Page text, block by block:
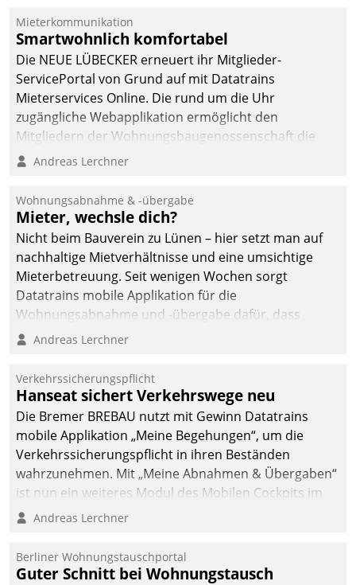
Mieterkommunikation
Smartwohnlich komfortabel
Die NEUE LÜBECKER erneuert ihr Mitglieder-
ServicePortal von Grund auf mit Datatrains
Mieterservices Online. Die rund um die Uhr
zugängliche Webapplikation ermöglicht den
Mitgliedern der Wohnungs­bau­genossenschaft die
Kontaktaufnahme per Smartphone, Tablet oder PC.
Andreas Lerchner
Wohnungsabnahme & -übergabe
Mieter, wechsle dich?
Nicht beim Bauverein zu Lünen – hier setzt man auf
nachhaltige Mietverhältnisse und eine umsichtige
Mieterbetreuung. Seit wenigen Wochen sorgt
Datatrains mobile Applikation für die
Wohnungsabnahme und -übergabe dafür, dass
Mieter wohlgeordnet kommen und, so es sein muss,
Andreas Lerchner
Verkehrssicherungspflicht
Hanseat sichert Verkehrswege neu
Die Bremer BREBAU nutzt mit Gewinn Datatrains
mobile Applikation „Meine Begehungen“, um die
Verkehrssicherungspflicht in ihren Beständen
wahrzunehmen. Mit „Meine Abnahmen & Übergaben“
ist nun ein weiteres Modul des Mobilen Cockpits im
Einsatz.
Andreas Lerchner
Berliner Wohnungstauschportal
Guter Schnitt bei Wohnungstausch